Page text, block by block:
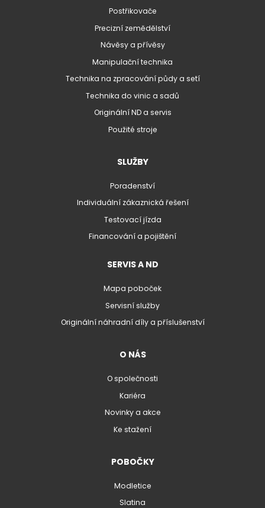
Postřikovače
Precizní zemědělství
Návěsy a přívěsy
Manipulační technika
Technika na zpracování půdy a setí
Technika do vinic a sadů
Originální ND a servis
Použité stroje
SLUŽBY
Poradenství
Individuální zákaznická řešení
Testovací jízda
Financování a pojištění
SERVIS A ND
Mapa poboček
Servisní služby
Originální náhradní díly a příslušenství
O NÁS
O společnosti
Kariéra
Novinky a akce
Ke stažení
POBOČKY
Modletice
Slatina